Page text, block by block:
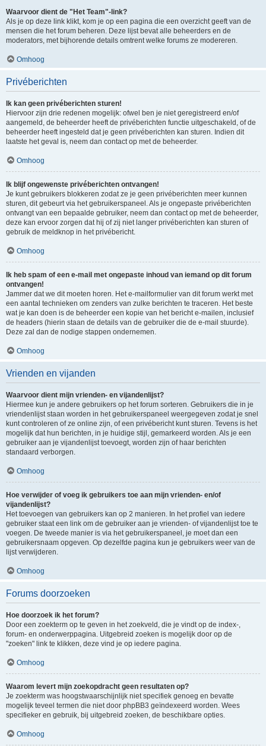
Waarvoor dient de "Het Team"-link?
Als je op deze link klikt, kom je op een pagina die een overzicht geeft van de
mensen die het forum beheren. Deze lijst bevat alle beheerders en de
moderators, met bijhorende details omtrent welke forums ze modereren.
Omhoog
Privéberichten
Ik kan geen privéberichten sturen!
Hiervoor zijn drie redenen mogelijk: ofwel ben je niet geregistreerd en/of
aangemeld, de beheerder heeft de privéberichten functie uitgeschakeld, of de
beheerder heeft ingesteld dat je geen privéberichten kan sturen. Indien dit
laatste het geval is, neem dan contact op met de beheerder.
Omhoog
Ik blijf ongewenste privéberichten ontvangen!
Je kunt gebruikers blokkeren zodat ze je geen privéberichten meer kunnen
sturen, dit gebeurt via het gebruikerspaneel. Als je ongepaste privéberichten
ontvangt van een bepaalde gebruiker, neem dan contact op met de beheerder,
deze kan ervoor zorgen dat hij of zij niet langer privéberichten kan sturen of
gebruik de meldknop in het privébericht.
Omhoog
Ik heb spam of een e-mail met ongepaste inhoud van iemand op dit forum
ontvangen!
Jammer dat we dit moeten horen. Het e-mailformulier van dit forum werkt met
een aantal technieken om zenders van zulke berichten te traceren. Het beste
wat je kan doen is de beheerder een kopie van het bericht e-mailen, inclusief
de headers (hierin staan de details van de gebruiker die de e-mail stuurde).
Deze zal dan de nodige stappen ondernemen.
Omhoog
Vrienden en vijanden
Waarvoor dient mijn vrienden- en vijandenlijst?
Hiermee kun je andere gebruikers op het forum sorteren. Gebruikers die in je
vriendenlijst staan worden in het gebruikerspaneel weergegeven zodat je snel
kunt controleren of ze online zijn, of een privébericht kunt sturen. Tevens is het
mogelijk dat hun berichten, in je huidige stijl, gemarkeerd worden. Als je een
gebruiker aan je vijandenlijst toevoegt, worden zijn of haar berichten
standaard verborgen.
Omhoog
Hoe verwijder of voeg ik gebruikers toe aan mijn vrienden- en/of
vijandenlijst?
Het toevoegen van gebruikers kan op 2 manieren. In het profiel van iedere
gebruiker staat een link om de gebruiker aan je vrienden- of vijandenlijst toe te
voegen. De tweede manier is via het gebruikerspaneel, je moet dan een
gebruikersnaam opgeven. Op dezelfde pagina kun je gebruikers weer van de
lijst verwijderen.
Omhoog
Forums doorzoeken
Hoe doorzoek ik het forum?
Door een zoekterm op te geven in het zoekveld, die je vindt op de index-,
forum- en onderwerppagina. Uitgebreid zoeken is mogelijk door op de
"zoeken" link te klikken, deze vind je op iedere pagina.
Omhoog
Waarom levert mijn zoekopdracht geen resultaten op?
Je zoekterm was hoogstwaarschijnlijk niet specifiek genoeg en bevatte
mogelijk teveel termen die niet door phpBB3 geïndexeerd worden. Wees
specifieker en gebruik, bij uitgebreid zoeken, de beschikbare opties.
Omhoog